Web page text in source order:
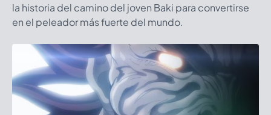
la historia del camino del joven Baki para convertirse
en el peleador más fuerte del mundo.